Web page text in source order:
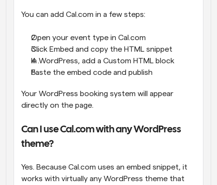
You can add Cal.com in a few steps:
Open your event type in Cal.com
Click Embed and copy the HTML snippet
In WordPress, add a Custom HTML block
Paste the embed code and publish
Your WordPress booking system will appear
directly on the page.
Can I use Cal.com with any WordPress
theme?
Yes. Because Cal.com uses an embed snippet, it
works with virtually any WordPress theme that